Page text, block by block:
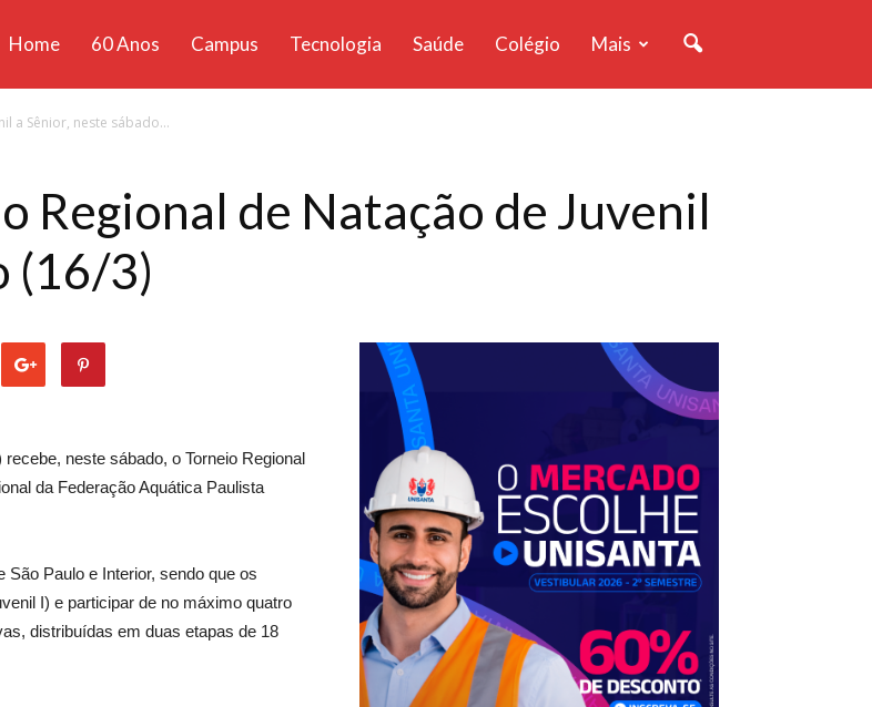
Home 60 Anos Campus Tecnologia Saúde Colégio Mais
a Sênior, neste sábado...
Regional de Natação de Juvenil
(16/3)
neste sábado, o Torneio Regional
da Federação Aquática Paulista
Paulo e Interior, sendo que os
I) e participar de no máximo quatro
distribuídas em duas etapas de 18